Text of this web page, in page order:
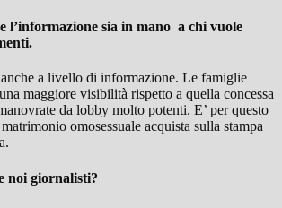
l’informazione sia in mano a chi vuole
a livello di informazione. Le famiglie
maggiore visibilità rispetto a quella concessa
da lobby molto potenti. E’ per questo
omosessuale acquista sulla stampa
noi giornalisti?